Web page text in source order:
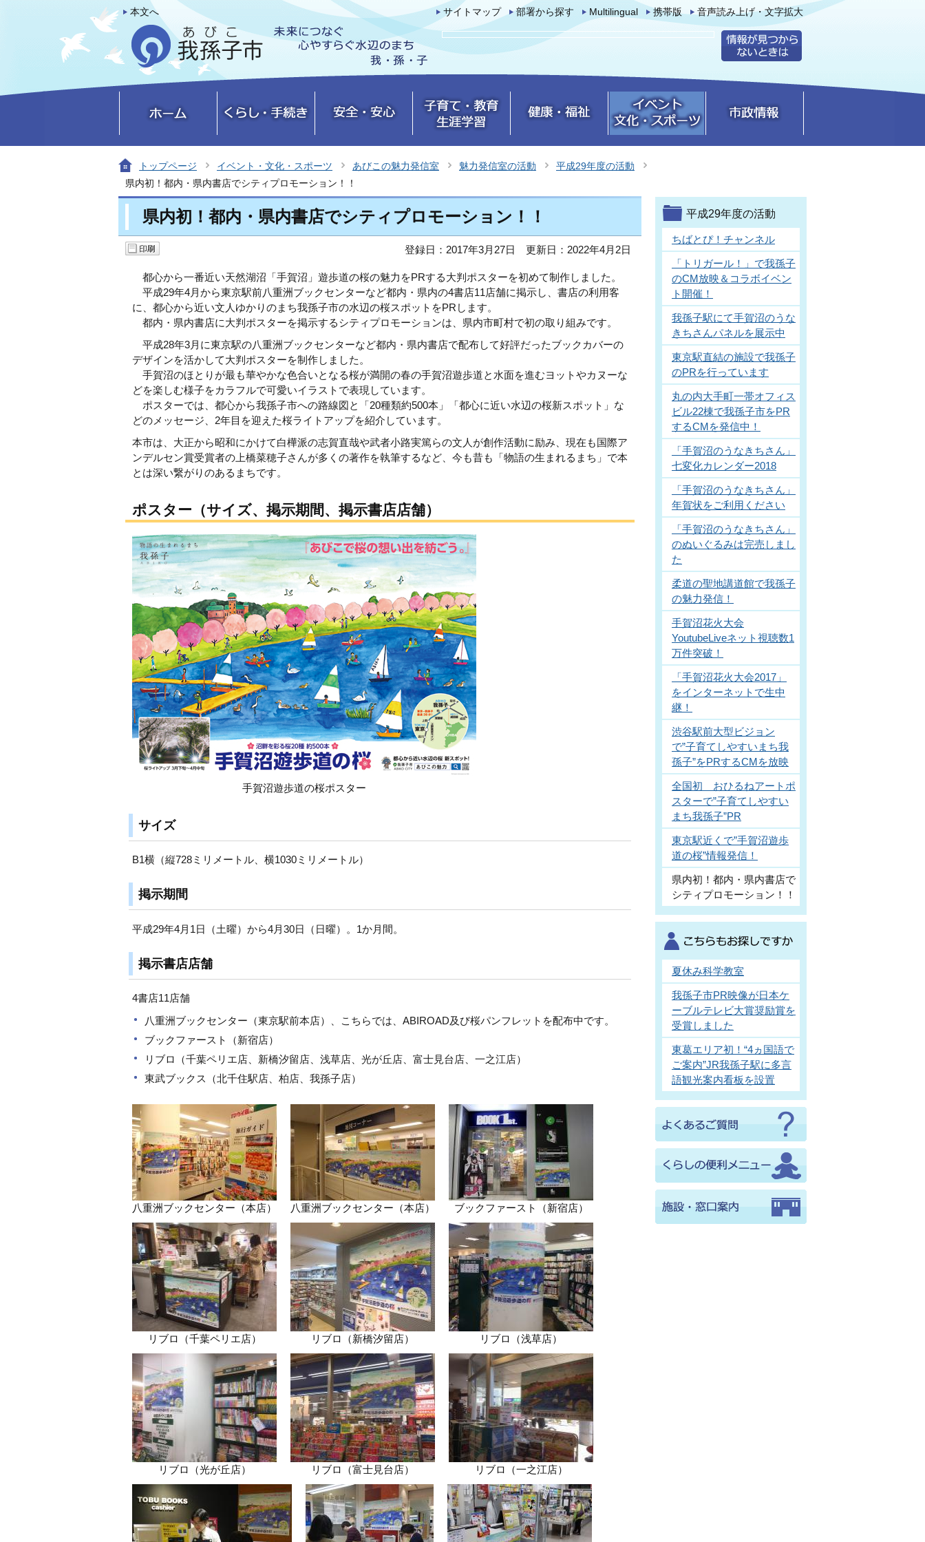
本文へ サイトマップ 部署から探す Multilingual 携帯版 音声読み上げ・文字拡大
トップページ イベント・文化・スポーツ あびこの魅力発信室 魅力発信室の活動
平成29年度の活動
県内初！都内・県内書店でシティプロモーション！！
県内初！都内・県内書店でシティプロモーション！！
登録日：2017年3月27日 更新日：2022年4月2日
都心から一番近い天然湖沼「手賀沼」遊歩道の桜の魅力をPRする大判ポスターを初めて制作しました。
平成29年4月から東京駅前八重洲ブックセンターなど都内・県内の4書店11店舗に掲示し、書店の利用客
に、都心から近い文人ゆかりのまち我孫子市の水辺の桜スポットをPRします。
都内・県内書店に大判ポスターを掲示するシティプロモーションは、県内市町村で初の取り組みです。
平成28年3月に東京駅の八重洲ブックセンターなど都内・県内書店で配布して好評だったブックカバーの
デザインを活かして大判ポスターを制作しました。
手賀沼のほとりが最も華やかな色合いとなる桜が満開の春の手賀沼遊歩道と水面を進むヨットやカヌーな
どを楽しむ様子をカラフルで可愛いイラストで表現しています。
ポスターでは、都心から我孫子市への路線図と「20種類約500本」「都心に近い水辺の桜新スポット」な
どのメッセージ、2年目を迎えた桜ライトアップを紹介しています。
本市は、大正から昭和にかけて白樺派の志賀直哉や武者小路実篤らの文人が創作活動に励み、現在も国際ア
ンデルセン賞受賞者の上橋菜穂子さんが多くの著作を執筆するなど、今も昔も「物語の生まれるまち」で本
とは深い繋がりのあるまちです。
ポスター（サイズ、掲示期間、掲示書店店舗）
手賀沼遊歩道の桜ポスター
サイズ
B1横（縦728ミリメートル、横1030ミリメートル）
掲示期間
平成29年4月1日（土曜）から4月30日（日曜）。1か月間。
掲示書店店舗
4書店11店舗
八重洲ブックセンター（東京駅前本店）、こちらでは、ABIROAD及び桜パンフレットを配布中です。
ブックファースト（新宿店）
リブロ（千葉ペリエ店、新橋汐留店、浅草店、光が丘店、富士見台店、一之江店）
東武ブックス（北千住駅店、柏店、我孫子店）
八重洲ブックセンター（本店） 八重洲ブックセンター（本店） ブックファースト（新宿店）
リブロ（千葉ペリエ店） リブロ（新橋汐留店） リブロ（浅草店）
リブロ（光が丘店） リブロ（富士見台店） リブロ（一之江店）
平成29年度の活動
ちばとぴ！チャンネル
「トリガール！」で我孫子
のCM放映＆コラボイベン
ト開催！
我孫子駅にて手賀沼のうな
きちさんパネルを展示中
東京駅直結の施設で我孫子
のPRを行っています
丸の内大手町一帯オフィス
ビル22棟で我孫子市をPR
するCMを発信中！
「手賀沼のうなきちさん」
七変化カレンダー2018
「手賀沼のうなきちさん」
年賀状をご利用ください
「手賀沼のうなきちさん」
のぬいぐるみは完売しまし
た
柔道の聖地講道館で我孫子
の魅力発信！
手賀沼花火大会
YoutubeLiveネット視聴数1
万件突破！
「手賀沼花火大会2017」
をインターネットで生中
継！
渋谷駅前大型ビジョン
で”子育てしやすいまち我
孫子”をPRするCMを放映
全国初 おひるねアートポ
スターで”子育てしやすい
まち我孫子”PR
東京駅近くで”手賀沼遊歩
道の桜”情報発信！
県内初！都内・県内書店で
シティプロモーション！！
夏休み科学教室
我孫子市PR映像が日本ケ
ーブルテレビ大賞奨励賞を
受賞しました
東葛エリア初！“4ヵ国語で
ご案内”JR我孫子駅に多言
語観光案内看板を設置